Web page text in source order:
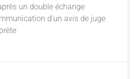
un double échange
d’un avis de juge